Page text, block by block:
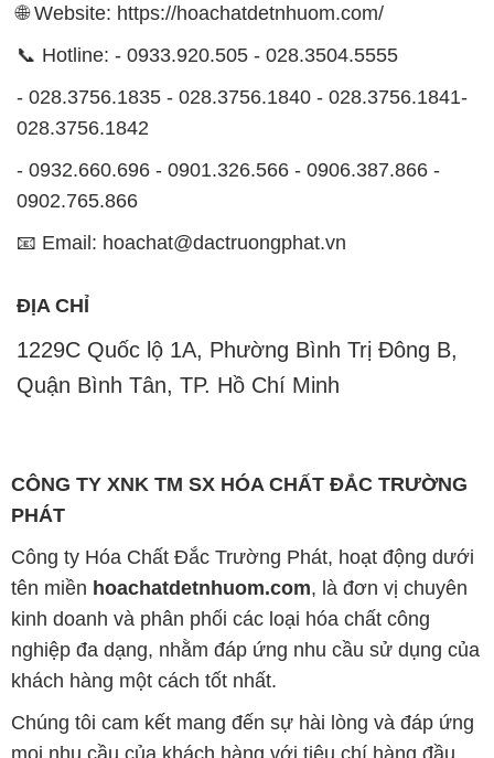
🌐 Website: https://hoachatdetnhuom.com/
📞 Hotline: - 0933.920.505 - 028.3504.5555
- 028.3756.1835 - 028.3756.1840 - 028.3756.1841-
028.3756.1842
- 0932.660.696 - 0901.326.566 - 0906.387.866 -
0902.765.866
📧 Email: hoachat@dactruongphat.vn
ĐỊA CHỈ
1229C Quốc lộ 1A, Phường Bình Trị Đông B,
Quận Bình Tân, TP. Hồ Chí Minh
CÔNG TY XNK TM SX HÓA CHẤT ĐẮC TRƯỜNG
PHÁT
Công ty Hóa Chất Đắc Trường Phát, hoạt động dưới
tên miền hoachatdetnhuom.com, là đơn vị chuyên
kinh doanh và phân phối các loại hóa chất công
nghiệp đa dạng, nhằm đáp ứng nhu cầu sử dụng của
khách hàng một cách tốt nhất.
Chúng tôi cam kết mang đến sự hài lòng và đáp ứng